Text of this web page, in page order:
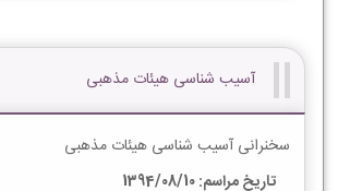
آسیب شناسی هیئات مذهبی
سخنرانی آسیب شناسی هیئات مذهبی
تاریخ مراسم: 1394/08/10